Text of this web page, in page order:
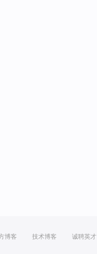
博客 技术博客 诚聘英才